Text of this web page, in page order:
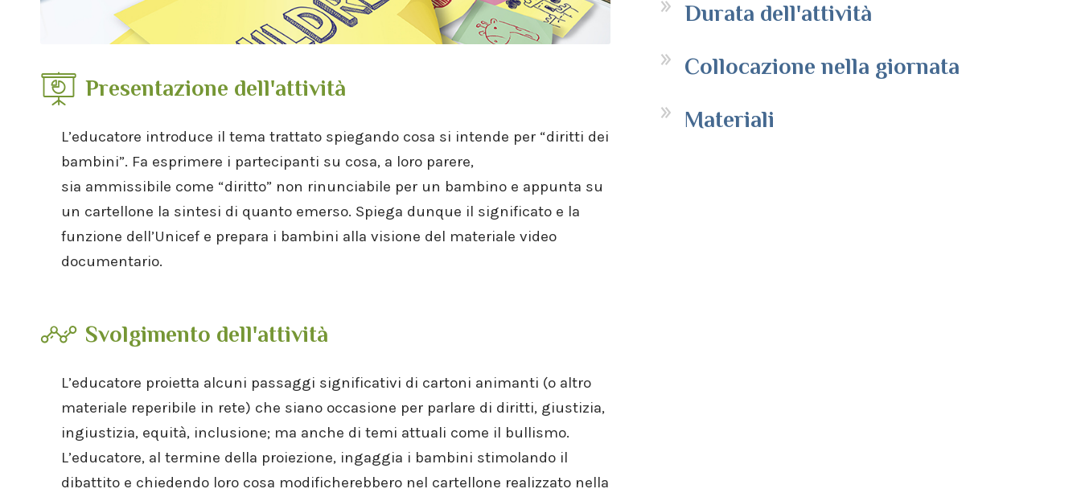
Presentazione dell'attività
L’educatore introduce il tema trattato spiegando cosa si intende per “diritti dei
bambini”. Fa esprimere i partecipanti su cosa, a loro parere,
sia ammissibile come “diritto” non rinunciabile per un bambino e appunta su
un cartellone la sintesi di quanto emerso. Spiega dunque il significato e la
funzione dell’Unicef e prepara i bambini alla visione del materiale video
documentario.
Svolgimento dell'attività
L’educatore proietta alcuni passaggi significativi di cartoni animanti (o altro
materiale reperibile in rete) che siano occasione per parlare di diritti, giustizia,
ingiustizia, equità, inclusione; ma anche di temi attuali come il bullismo.
L’educatore, al termine della proiezione, ingaggia i bambini stimolando il
dibattito e chiedendo loro cosa modificherebbero nel cartellone realizzato nella
Durata dell'attività
Collocazione nella giornata
Materiali